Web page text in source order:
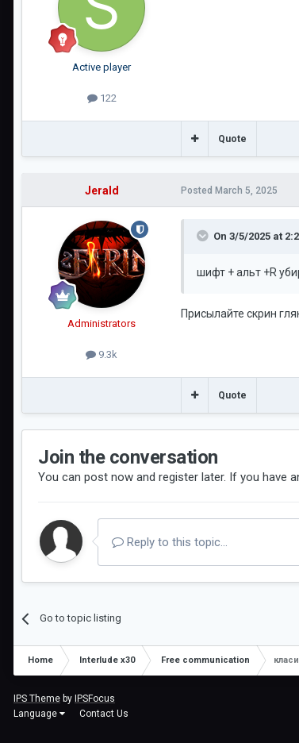
Active player
122
Quote
Jerald
Administrators
9.3k
Posted March 5, 2025
On 3/5/2025 at
шифт + альт +R
Присылайте скрин
Quote
Join the conversation
You can post now and register later. If you have
Reply to this topic...
Go to topic listing
Home Interlude x30 Free communication
IPS Theme by IPSFocus
Language
Contact Us